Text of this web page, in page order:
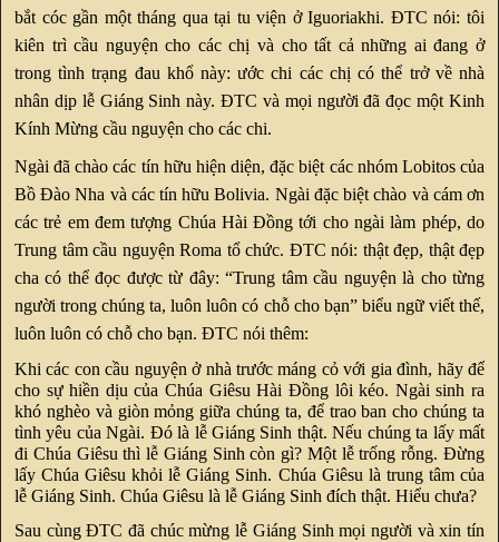
bắt cóc gần một tháng qua tại tu viện ở Iguoriakhi. ĐTC nói: tôi
kiên trì cầu nguyện cho các chị và cho tất cả những ai đang ở
trong tình trạng đau khổ này: ước chi các chị có thể trở về nhà
nhân dịp lễ Giáng Sinh này. ĐTC và mọi người đã đọc một Kinh
Kính Mừng cầu nguyện cho các chi.
Ngài đã chào các tín hữu hiện diện, đặc biệt các nhóm Lobitos của
Bồ Đào Nha và các tín hữu Bolivia. Ngài đặc biệt chào và cám ơn
các trẻ em đem tượng Chúa Hài Đồng tới cho ngài làm phép, do
Trung tâm cầu nguyện Roma tổ chức. ĐTC nói: thật đẹp, thật đẹp
cha có thể đọc được từ đây: “Trung tâm cầu nguyện là cho từng
người trong chúng ta, luôn luôn có chỗ cho bạn” biểu ngữ viết thế,
luôn luôn có chỗ cho bạn. ĐTC nói thêm:
Khi các con cầu nguyện ở nhà trước máng cỏ với gia đình, hãy để
cho sự hiền dịu của Chúa Giêsu Hài Đồng lôi kéo. Ngài sinh ra
khó nghèo và giòn mỏng giữa chúng ta, để trao ban cho chúng ta
tình yêu của Ngài. Đó là lễ Giáng Sinh thật. Nếu chúng ta lấy mất
đi Chúa Giêsu thì lễ Giáng Sinh còn gì? Một lễ trống rỗng. Đừng
lấy Chúa Giêsu khỏi lễ Giáng Sinh. Chúa Giêsu là trung tâm của
lễ Giáng Sinh. Chúa Giêsu là lễ Giáng Sinh đích thật. Hiểu chưa?
Sau cùng ĐTC đã chúc mừng lễ Giáng Sinh mọi người và xin tín